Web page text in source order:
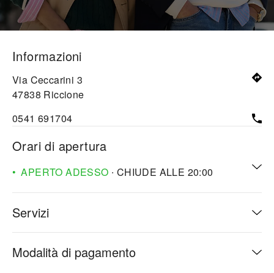
Informazioni
Via Ceccarini 3
47838 Riccione
0541 691704
Orari di apertura
APERTO ADESSO ∙ CHIUDE ALLE 20:00
Servizi
Modalità di pagamento